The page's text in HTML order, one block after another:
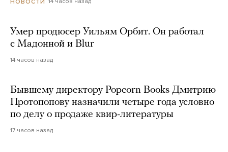
Умер продюсер Уильям Орбит. Он работал
с Мадонной и Blur
14 часов назад
Бывшему директору Popcorn Books Дмитрию
Протопопову назначили четыре года условно
по делу о продаже квир-литературы
17 часов назад